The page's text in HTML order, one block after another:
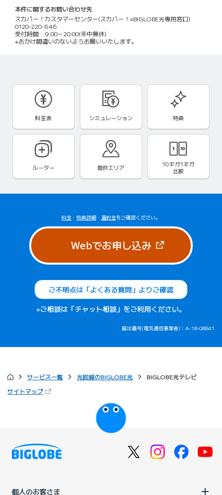
本件に関するお問い合わせ先
スカパー！カスタマーセンター(スカパー！×BIGLOBE光専用窓口)
0120-220-646
受付時間 9:00～20:00(年中無休)
※おかけ間違いのないようお願いいたします。
料金表 シミュレーション 特典
ルーター 提供エリア
10ギガ1ギガ
比較
料金 ・ 特典詳細 ・ 違約金をご確認ください。
Webでお申し込み（新しいタブ
ご不明点は「よくある質問」よりご確認
※ご相談は「チャット相談」をご利用ください。
届出番号(電気通信事業者)：A-18-08841
サービス一覧 光回線のBIGLOBE光
BIGLOBE光テレビ
サイトマップ（新しいタブで開きます）
個人のお客さま